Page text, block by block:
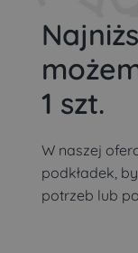
1 szt.
W naszej
podkładek,
potrzeb lub